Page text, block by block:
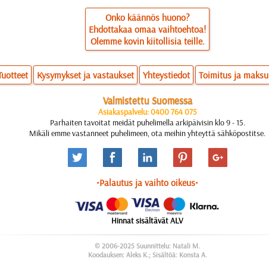
Onko käännös huono?
Ehdottakaa omaa vaihtoehtoa!
Olemme kovin kiitollisia teille.
Kysymykset ja vastaukset Yhteystiedot Toimitus ja maksu
Valmistettu Suomessa
Asiakaspalvelu: 0400 764 075
Parhaiten tavoitat meidät puhelimella arkipäivisin klo 9 - 15.
Mikäli emme vastanneet puhelimeen, ota meihin yhteyttä sähköpostitse.
•Palautus ja vaihto oikeus•
Hinnat sisältävät ALV
© 2006-2025 Suunnittelu: Natali M.
Koodauksen: Aleks K.; Sisältöä: Konsta A.